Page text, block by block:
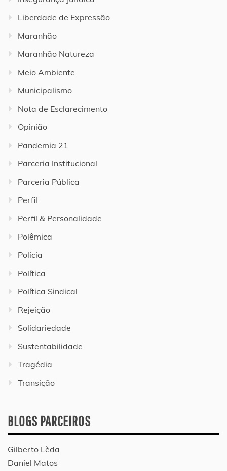
Liberdade de Expressão
Maranhão
Maranhão Natureza
Meio Ambiente
Municipalismo
Nota de Esclarecimento
Opinião
Pandemia 21
Parceria Institucional
Parceria Pública
Perfil
Perfil & Personalidade
Polêmica
Polícia
Política
Política Sindical
Rejeição
Solidariedade
Sustentabilidade
Tragédia
Transição
BLOGS PARCEIROS
Gilberto Lèda
Daniel Matos